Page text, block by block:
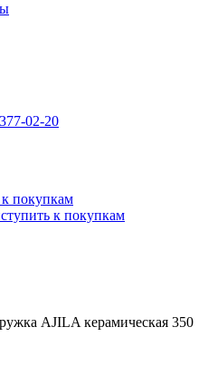
02-20
покупкам
к покупкам
AJILA керамическая 350